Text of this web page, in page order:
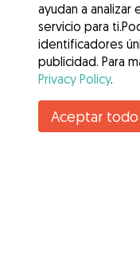
¿Conoces los
ayudan a
servicio para
identificadores
publicidad. Para
Privacy Policy.
Aceptar todo